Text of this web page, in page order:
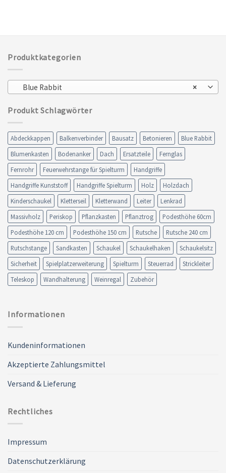
Produktkategorien
×
Blue Rabbit
Produkt Schlagwörter
Abdeckkappen Balkenverbinder Bausatz Betonieren
Blue Rabbit
Blumenkasten
Bodenanker Dach Ersatzteile
Fernglas
Fernrohr
Feuerwehrstange für Spielturm
Handgriffe
Handgriffe Kunststoff
Handgriffe Spielturm Holz
Holzdach
Kinderschaukel
Kletterseil Kletterwand Leiter
Lenkrad
Massivholz
Periskop Pflanzkasten Pflanztrog
Podesthöhe 60cm
Podesthöhe 120 cm
Podesthöhe 150 cm Rutsche
Rutsche 240 cm
Rutschstange
Sandkasten Schaukel Schaukelhaken
Schaukelsitz
Sicherheit
Spielplatzerweiterung Spielturm Steuerrad
Strickleiter
Teleskop
Wandhalterung Weinregal Zubehör
Informationen
Kundeninformationen
Akzeptierte Zahlungsmittel
Versand & Lieferung
Rechtliches
Impressum
Datenschutzerklärung